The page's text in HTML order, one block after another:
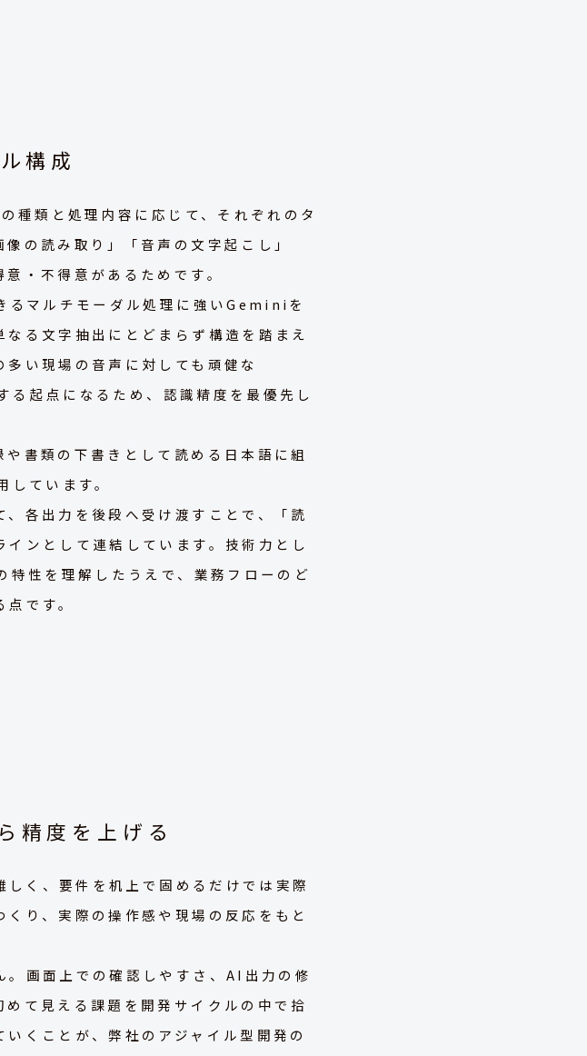
構成
種類と処理内容に応じて、それぞれのタ
の読み取り」「音声の文字起こし」
・不得意があるためです。
るマルチモーダル処理に強いGeminiを
る文字抽出にとどまらず構造を踏まえ
い現場の音声に対しても頑健な
起点になるため、認識精度を最優先し
書類の下書きとして読める日本語に組
ています。
各出力を後段へ受け渡すことで、「読
ンとして連結しています。技術力とし
性を理解したうえで、業務フローのど
です。
精度を上げる
く、要件を机上で固めるだけでは実際
り、実際の操作感や現場の反応をもと
画面上での確認しやすさ、AI出力の修
て見える課題を開発サイクルの中で拾
くことが、弊社のアジャイル型開発の